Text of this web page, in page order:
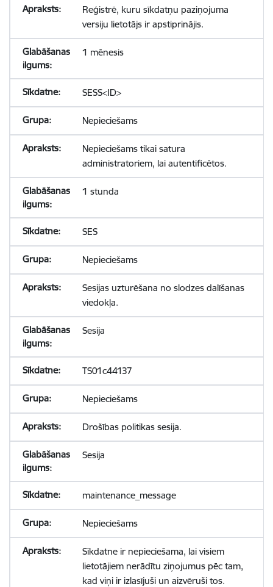
Reģistrē, kuru sīkdatņu paziņojuma
versiju lietotājs ir apstiprinājis.
1 mēnesis
SESS<ID>
Nepieciešams
Nepieciešams tikai satura
administratoriem, lai autentificētos.
1 stunda
SES
Nepieciešams
Sesijas uzturēšana no slodzes dalīšanas
viedokļa.
Sesija
TS01c44137
Nepieciešams
Drošības politikas sesija.
Sesija
maintenance_message
Nepieciešams
Sīkdatne ir nepieciešama, lai visiem
lietotājiem nerādītu ziņojumus pēc tam,
kad viņi ir izlasījuši un aizvēruši tos.